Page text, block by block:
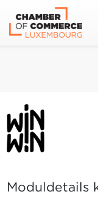
Moduldetails